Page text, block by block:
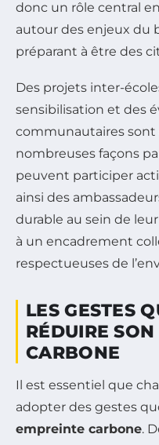
donc un rôle central
autour des enjeux du
préparant à être des
Des projets inter-
sensibilisation et des
communautaires
nombreuses façons
peuvent participer
ainsi des
durable au sein de
à un encadrement
respectueuses de
LES GESTES
RÉDUIRE
CARBONE
Il est essentiel que
adopter des gestes
empreinte carbone.